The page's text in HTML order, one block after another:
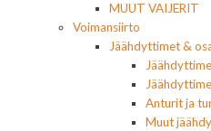
MUUT VAIJERIT
Voimansiirto
Jäähdyttimet &
Anturit ja
Muut